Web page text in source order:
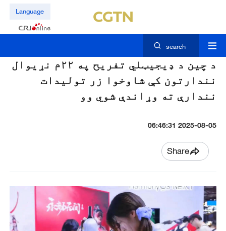
Language
search
د چين د ډيجيټلي تفريح په ۲۲م نړیوال
نندارتون کې شاوخوا زر تولیدات
نندارې ته وړاندې شوي وو
2025-08-05 06:46:31
Share